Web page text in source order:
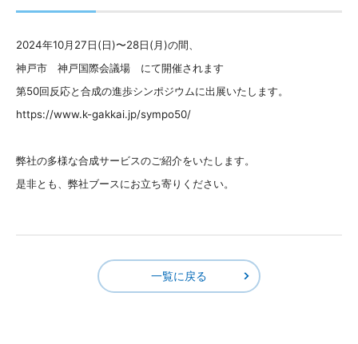
2024年10月27日(日)〜28日(月)の間、
神戸市 神戸国際会議場 にて開催されます
第50回反応と合成の進歩シンポジウムに出展いたします。
https://www.k-gakkai.jp/sympo50/
弊社の多様な合成サービスのご紹介をいたします。
是非とも、弊社ブースにお立ち寄りください。
一覧に戻る